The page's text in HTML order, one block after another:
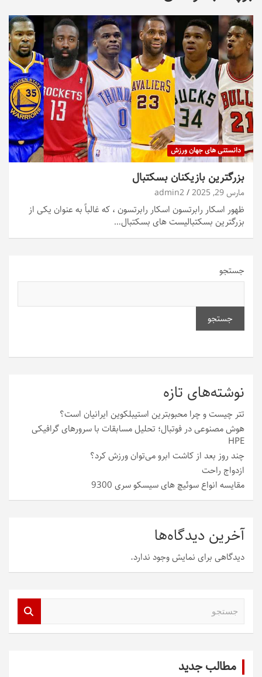
دانستنی های جهان ورزش
بزرگترین بازیکنان بسکتبال
مارس 29, 2025 admin2
ظهور اسکار رابرتسون اسکار رابرتسون ، که غالباً به عنوان یکی از
بزرگترین بسکتبالیست های بسکتبال…
جستجو
جستجو
نوشته‌های تازه
تتر چیست و چرا محبوبترین استیبلکوین ایرانیان است؟
هوش مصنوعی در فوتبال؛ تحلیل مسابقات با سرورهای گرافیکی
HPE
چند روز بعد از کاشت ابرو می‌توان ورزش کرد؟
ازدواج راحت
مقایسه انواع سوئیچ های سیسکو سری 9300
آخرین دیدگاه‌ها
دیدگاهی برای نمایش وجود ندارد.
مطالب جدید